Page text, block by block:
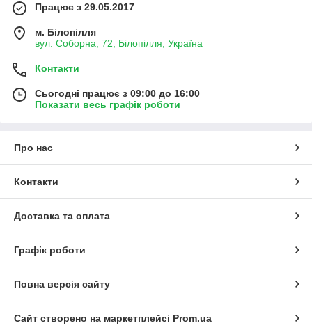
Працює з 29.05.2017
м. Білопілля
вул. Соборна, 72, Білопілля, Україна
Контакти
Сьогодні працює з 09:00 до 16:00
Показати весь графік роботи
Про нас
Контакти
Доставка та оплата
Графік роботи
Повна версія сайту
Сайт створено на маркетплейсі Prom.ua